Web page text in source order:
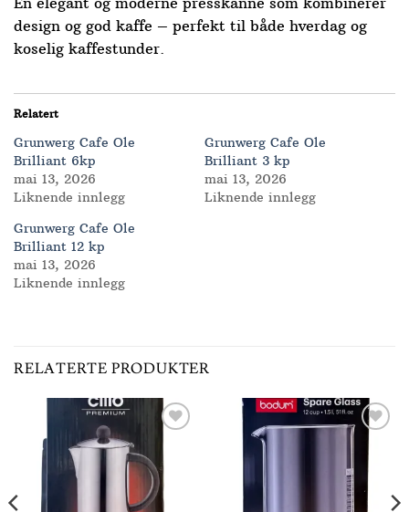
design og god kaffe – perfekt til både hverdag og
koselig kaffestunder.
Relatert
Grunwerg Cafe Ole
Brilliant 6kp
mai 13, 2026
Liknende innlegg
Grunwerg Cafe Ole
Brilliant 3 kp
mai 13, 2026
Liknende innlegg
Grunwerg Cafe Ole
Brilliant 12 kp
mai 13, 2026
Liknende innlegg
RELATERTE PRODUKTER
Wishlist
Add to
Wishlist